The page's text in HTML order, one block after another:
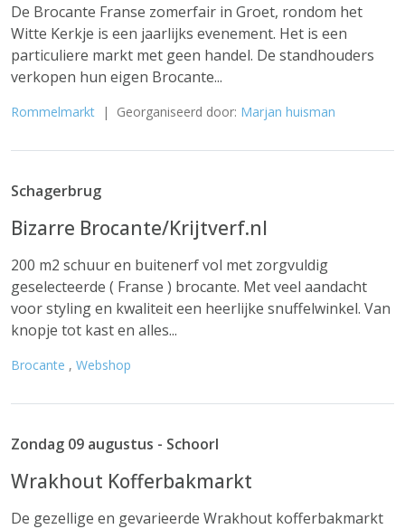
De Brocante Franse zomerfair in Groet, rondom het
Witte Kerkje is een jaarlijks evenement. Het is een
particuliere markt met geen handel. De standhouders
verkopen hun eigen Brocante...
Rommelmarkt | Georganiseerd door: Marjan huisman
Schagerbrug
Bizarre Brocante/Krijtverf.nl
200 m2 schuur en buitenerf vol met zorgvuldig
geselecteerde ( Franse ) brocante. Met veel aandacht
voor styling en kwaliteit een heerlijke snuffelwinkel. Van
knopje tot kast en alles...
Brocante , Webshop
Zondag 09 augustus - Schoorl
Wrakhout Kofferbakmarkt
De gezellige en gevarieerde Wrakhout kofferbakmarkt